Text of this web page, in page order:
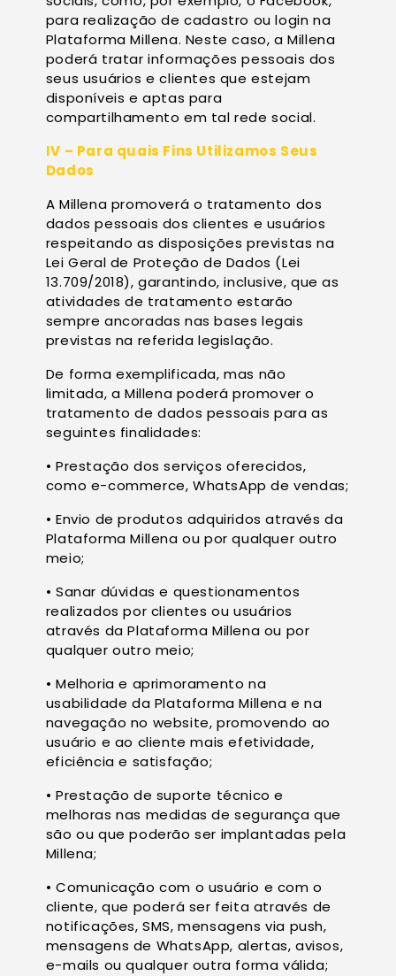
para realização de cadastro ou login na
Plataforma Millena. Neste caso, a Millena
poderá tratar informações pessoais dos
seus usuários e clientes que estejam
disponíveis e aptas para
compartilhamento em tal rede social.
IV – Para quais Fins Utilizamos Seus
Dados
A Millena promoverá o tratamento dos
dados pessoais dos clientes e usuários
respeitando as disposições previstas na
Lei Geral de Proteção de Dados (Lei
13.709/2018), garantindo, inclusive, que as
atividades de tratamento estarão
sempre ancoradas nas bases legais
previstas na referida legislação.
De forma exemplificada, mas não
limitada, a Millena poderá promover o
tratamento de dados pessoais para as
seguintes finalidades:
• Prestação dos serviços oferecidos,
como e-commerce, WhatsApp de vendas;
• Envio de produtos adquiridos através da
Plataforma Millena ou por qualquer outro
meio;
• Sanar dúvidas e questionamentos
realizados por clientes ou usuários
através da Plataforma Millena ou por
qualquer outro meio;
• Melhoria e aprimoramento na
usabilidade da Plataforma Millena e na
navegação no website, promovendo ao
usuário e ao cliente mais efetividade,
eficiência e satisfação;
• Prestação de suporte técnico e
melhoras nas medidas de segurança que
são ou que poderão ser implantadas pela
Millena;
• Comunicação com o usuário e com o
cliente, que poderá ser feita através de
notificações, SMS, mensagens via push,
mensagens de WhatsApp, alertas, avisos,
e-mails ou qualquer outra forma válida;